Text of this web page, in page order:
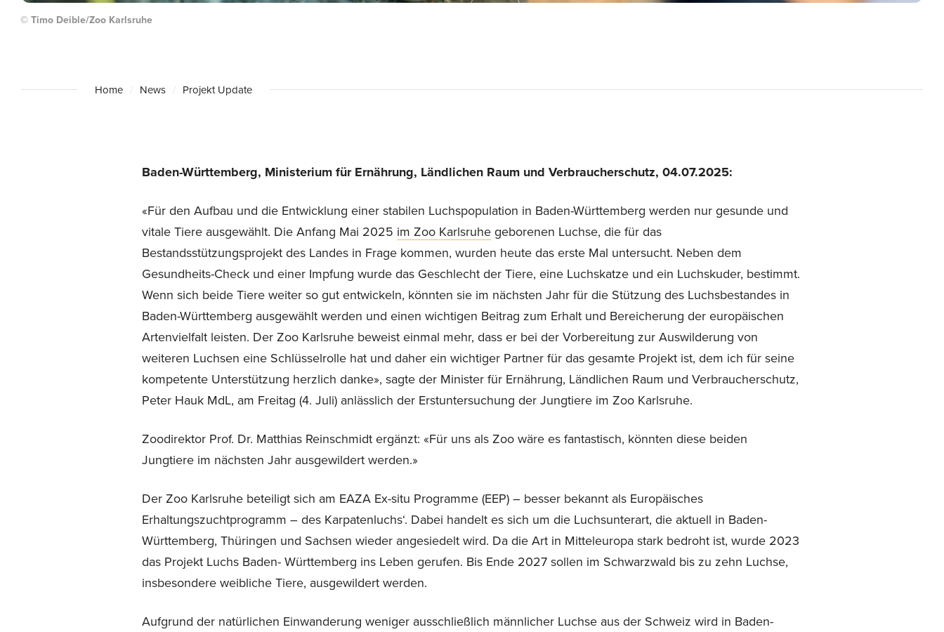
Home News Projekt Update
© Timo Deible/Zoo Karlsruhe
Baden-Württemberg, Ministerium für Ernährung, Ländlichen Raum und Verbraucherschutz, 04.07.2025:
«Für den Aufbau und die Entwicklung einer stabilen Luchspopulation in Baden-Württemberg werden nur gesunde und
vitale Tiere ausgewählt. Die Anfang Mai 2025 im Zoo Karlsruhe geborenen Luchse, die für das
Bestandsstützungsprojekt des Landes in Frage kommen, wurden heute das erste Mal untersucht. Neben dem
Gesundheits-Check und einer Impfung wurde das Geschlecht der Tiere, eine Luchskatze und ein Luchskuder, bestimmt.
Wenn sich beide Tiere weiter so gut entwickeln, könnten sie im nächsten Jahr für die Stützung des Luchsbestandes in
Baden-Württemberg ausgewählt werden und einen wichtigen Beitrag zum Erhalt und Bereicherung der europäischen
Artenvielfalt leisten. Der Zoo Karlsruhe beweist einmal mehr, dass er bei der Vorbereitung zur Auswilderung von
weiteren Luchsen eine Schlüsselrolle hat und daher ein wichtiger Partner für das gesamte Projekt ist, dem ich für seine
kompetente Unterstützung herzlich danke», sagte der Minister für Ernährung, Ländlichen Raum und Verbraucherschutz,
Peter Hauk MdL, am Freitag (4. Juli) anlässlich der Erstuntersuchung der Jungtiere im Zoo Karlsruhe.
Zoodirektor Prof. Dr. Matthias Reinschmidt ergänzt: «Für uns als Zoo wäre es fantastisch, könnten diese beiden
Jungtiere im nächsten Jahr ausgewildert werden.»
Der Zoo Karlsruhe beteiligt sich am EAZA Ex-situ Programme (EEP) – besser bekannt als Europäisches
Erhaltungszuchtprogramm – des Karpatenluchs‘. Dabei handelt es sich um die Luchsunterart, die aktuell in Baden-
Württemberg, Thüringen und Sachsen wieder angesiedelt wird. Da die Art in Mitteleuropa stark bedroht ist, wurde 2023
das Projekt Luchs Baden- Württemberg ins Leben gerufen. Bis Ende 2027 sollen im Schwarzwald bis zu zehn Luchse,
insbesondere weibliche Tiere, ausgewildert werden.
Aufgrund der natürlichen Einwanderung weniger ausschließlich männlicher Luchse aus der Schweiz wird in Baden-